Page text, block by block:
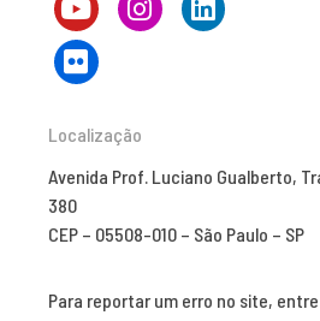
Localização
Avenida Prof. Luciano Gualberto,
380
CEP – 05508-010 – São Paulo – SP
Para reportar um erro no site,